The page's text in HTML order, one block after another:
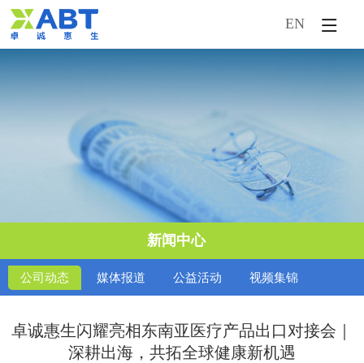
EN
人才引进
新闻中心
公司动态 媒体报道 公益活动 视频集锦
卓诚惠生闪耀亮相东南亚医疗产品出口对接会｜
深耕出海，共拓全球健康新机遇